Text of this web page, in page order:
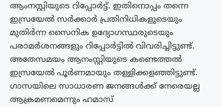
ആംനസ്റ്റിയുടെ റിപ്പോര്‍ട്ട്. ഇതിനൊപ്പം തന്നെ
ഇസ്രയേല്‍ സര്‍ക്കാര്‍ പ്രതിനിധികളുടെയും
മുതിര്‍ന്ന സൈനിക ഉദ്യോഗസ്ഥരുടെയും
പരാമർശനങ്ങളും റിപ്പോര്‍ട്ടില്‍ വിവരിച്ചിട്ടുണ്ട്.
അതേസമയം ആനംസ്റ്റിയുടെ കണ്ടെത്തല്‍
ഇസ്രയേല്‍ പൂര്‍ണമായും തള്ളിക്കളഞ്ഞിട്ടുണ്ട്.
ഗാസയിലെ സാധാരണ ജനങ്ങൾക്ക് നേരെയല്ല
ആക്രമണമെന്നും ഹമാസ്